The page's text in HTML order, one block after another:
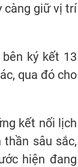
càng giữ vị trí
ký kết 13
qua đó cho
kết nối lịch
sâu sắc,
hiện đang